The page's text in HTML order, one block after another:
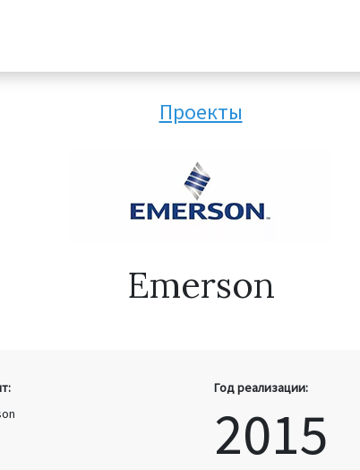
Проекты
Emerson
Год реализации:
2015